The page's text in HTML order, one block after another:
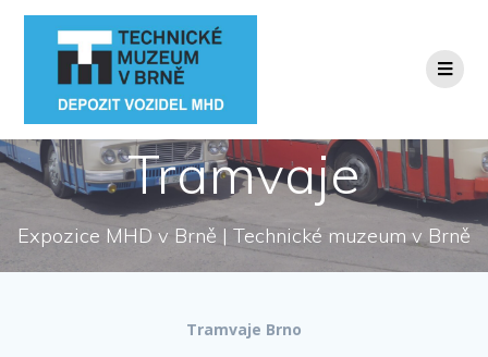
Přeskočit
Tramvaje
Expozice MHD v Brně | Technické muzeum v Brně
Tramvaje Brno